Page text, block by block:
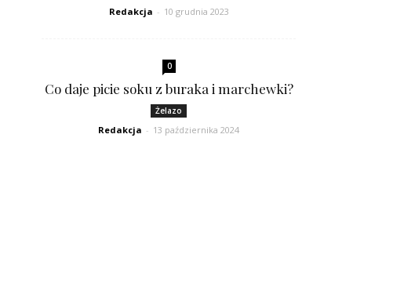
Redakcja - 10 grudnia 2023
0
Co daje picie soku z buraka i marchewki?
Żelazo
Redakcja - 13 października 2024